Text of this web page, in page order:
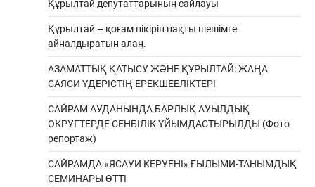
Құрылтай депутаттарының сайлауы
Құрылтай – қоғам пікірін нақты шешімге
айналдыратын алаң.
АЗАМАТТЫҚ ҚАТЫСУ ЖӘНЕ ҚҰРЫЛТАЙ: ЖАҢА
САЯСИ ҮДЕРІСТІҢ ЕРЕКШEЕЛІКТЕРІ
САЙРАМ АУДАНЫНДА БАРЛЫҚ АУЫЛДЫҚ
ОКРУГТЕРДЕ СЕНБІЛІК ҰЙЫМДАСТЫРЫЛДЫ (Фото
репортаж)
САЙРАМДА «ЯСАУИ КЕРУЕНІ» ҒЫЛЫМИ-ТАНЫМДЫҚ
СЕМИНАРЫ ӨТТІ